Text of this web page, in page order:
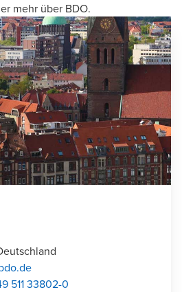
mehr über BDO.
511 33802-0